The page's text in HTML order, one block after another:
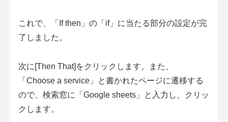
これで、「If then」の「if」に当たる部分の設定が完
了しました。
次に[Then That]をクリックします。また、
「Choose a service」と書かれたページに遷移する
ので、検索窓に「Google sheets」と入力し、クリッ
クします。